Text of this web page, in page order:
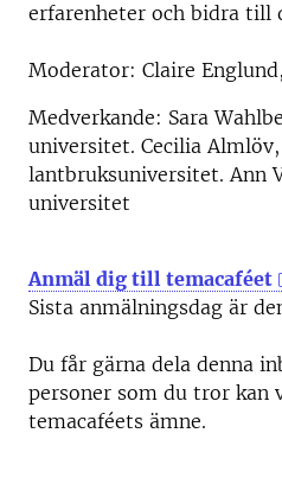
erfarenheter och bidra till
Moderator: Claire
Medverkande: Sara
universitet. Cecilia Almlöv,
lantbruksuniversitet. Ann
universitet
Anmäl dig till temacaféet
Sista anmälningsdag är
Du får gärna dela denna
personer som du tror kan
temacaféets ämne.